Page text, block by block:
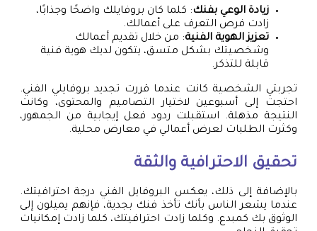
زيادة الوعي بفنك: كلما كان بروفايلك واضحًا وجذابًا،
زادت فرص التعرف على أعمالك.
تعزيز الهوية الفنية: من خلال تقديم أعمالك
وشخصيتك بشكل متسق، يتكون لديك هوية فنية
قابلة للتذكر.
تجربتي الشخصية كانت عندما قررت تجديد بروفايلي الفني.
احتجت إلى أسبوعين لاختيار التصاميم والمحتوى، وكانت
النتيجة مذهلة. استقبلت ردود فعل إيجابية من الجمهور،
وكثرت الطلبات لعرض أعمالي في معارض محلية.
تحقيق الاحترافية والثقة
بالإضافة إلى ذلك، يعكس البروفايل الفني درجة احترافيتك.
عندما يشعر الناس بأنك تأخذ فنك بجدية، فإنهم يميلون إلى
الوثوق بك كمبدع. وكلما زادت احترافيتك، كلما زادت إمكانيات